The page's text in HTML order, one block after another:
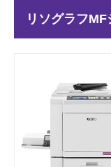
リソグラフMF